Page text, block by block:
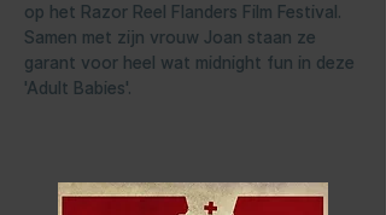
op het Razor Reel Flanders Film Festival.
Samen met zijn vrouw Joan staan ze
garant voor heel wat midnight fun in deze
'Adult Babies'.